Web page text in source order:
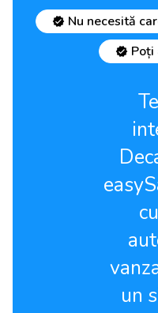
Nu necesită
Poți
un